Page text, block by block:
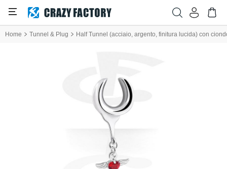
Home Tunnel & Plug Half Tunnel (acciaio, argento, finitura lucida) con